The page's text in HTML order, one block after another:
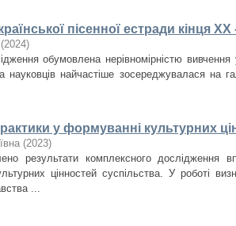
пісенної естради кінця ХХ
(2024)
обумовлена нерівномірністю вивчення
науковців найчастіше зосереджувалася на
у формуванні культурних
(2023)
результати комплексного дослідження
цінностей суспільства. У роботі
...